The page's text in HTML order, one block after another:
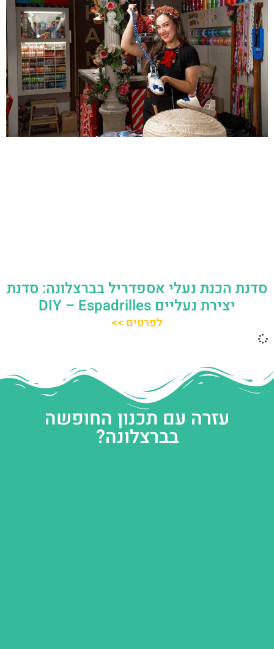
סדנת הכנת נעלי אספדריל בברצלונה: סדנת
יצירת נעליים DIY – Espadrilles
לפרטים >>
עזרה עם תכנון החופשה
בברצלונה?